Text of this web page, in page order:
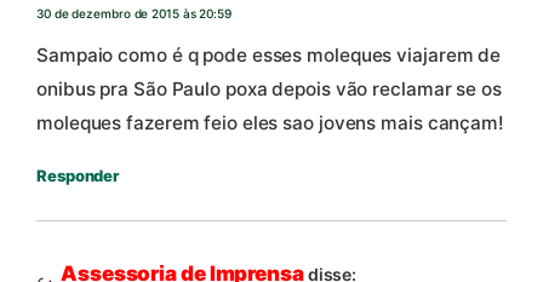
30 de dezembro de 2015 às 20:59
Sampaio como é q pode esses moleques viajarem de
onibus pra São Paulo poxa depois vão reclamar se os
moleques fazerem feio eles sao jovens mais cançam!
Responder
Assessoria de Imprensadisse: